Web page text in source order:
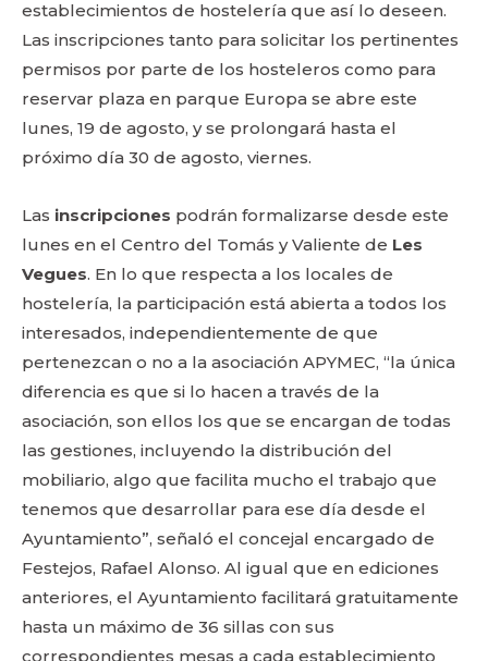
establecimientos de hostelería que así lo deseen.
Las inscripciones tanto para solicitar los pertinentes
permisos por parte de los hosteleros como para
reservar plaza en parque Europa se abre este
lunes, 19 de agosto, y se prolongará hasta el
próximo día 30 de agosto, viernes.
Las inscripciones podrán formalizarse desde este
lunes en el Centro del Tomás y Valiente de Les
Vegues. En lo que respecta a los locales de
hostelería, la participación está abierta a todos los
interesados, independientemente de que
pertenezcan o no a la asociación APYMEC, “la única
diferencia es que si lo hacen a través de la
asociación, son ellos los que se encargan de todas
las gestiones, incluyendo la distribución del
mobiliario, algo que facilita mucho el trabajo que
tenemos que desarrollar para ese día desde el
Ayuntamiento”, señaló el concejal encargado de
Festejos, Rafael Alonso. Al igual que en ediciones
anteriores, el Ayuntamiento facilitará gratuitamente
hasta un máximo de 36 sillas con sus
correspondientes mesas a cada establecimiento